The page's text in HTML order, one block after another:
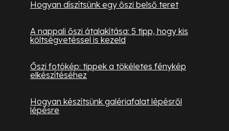
Hogyan díszítsünk egy őszi belső teret
A nappali őszi átalakítása: 5 tipp, hogy kis
költségvetéssel is kezeld
Őszi fotókép: tippek a tökéletes fénykép
elkészítéséhez
Hogyan készítsünk galériafalat lépésről
lépésre